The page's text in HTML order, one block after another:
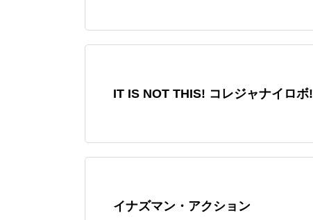
IT IS NOT THIS! コレジャナイロボ!
イナズマン・アクション